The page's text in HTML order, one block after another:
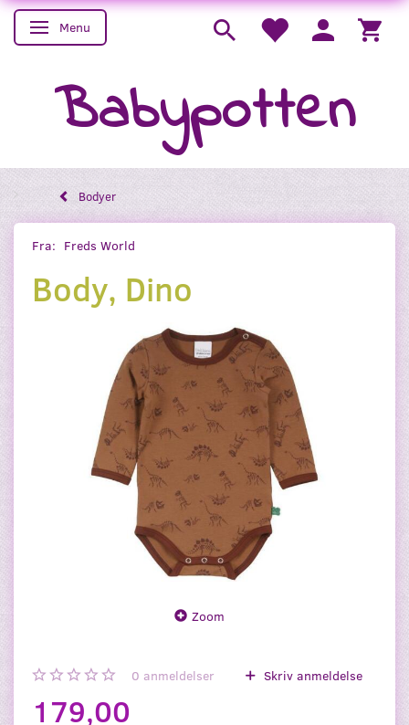
Skifte navigation
Menu
Babypotten
Bodyer
Fra: Freds World
Body, Dino
Zoom
0 anmeldelser Skriv anmeldelse
179,00